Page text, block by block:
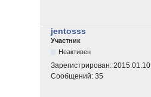
jentosss
Участник
Неактивен
Зарегистрирован:2015.01.10
Сообщений:35